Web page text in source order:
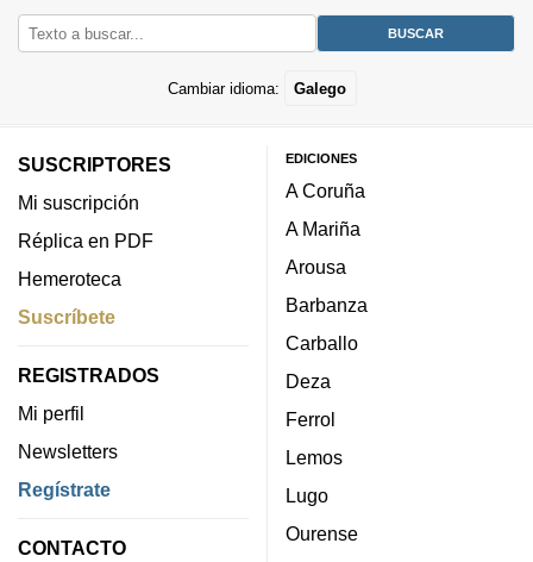
Cambiar idioma: Galego
SUSCRIPTORES
Mi suscripción
Réplica en PDF
Hemeroteca
Suscríbete
REGISTRADOS
Mi perfil
Newsletters
Regístrate
CONTACTO
EDICIONES
A Coruña
A Mariña
Arousa
Barbanza
Carballo
Deza
Ferrol
Lemos
Lugo
Ourense